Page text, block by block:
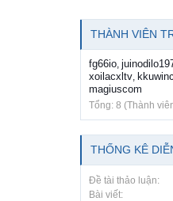
THÀNH VIÊN
fg66io
xoilacxltv
magiuscom
Tổng: 8 (Thành
THỐNG KÊ
Đề tài thảo luận:
Bài viết: